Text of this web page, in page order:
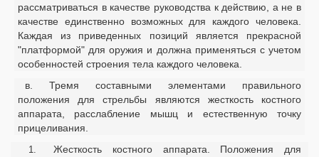
рассматриваться в качестве руководства к действию, а не в
качестве единственно возможных для каждого человека.
Каждая из приведенных позиций является прекрасной
"платформой" для оружия и должна применяться с учетом
особенностей строения тела каждого человека.
в. Тремя составными элементами правильного
положения для стрельбы являются жесткость костного
аппарата, расслабление мышц и естественную точку
прицеливания.
Жесткость костного аппарата. Положения для